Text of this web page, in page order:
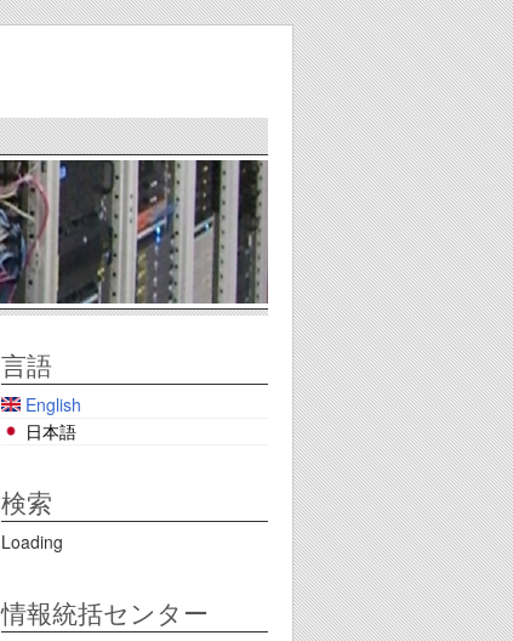
言語
English
日本語
検索
Loading
情報統括センター